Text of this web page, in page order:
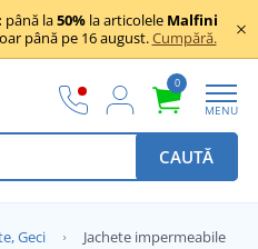
până la50% la articolele Malfini
până pe 16 august.Cumpără.
0
MENU
CAUTĂ
Geci Jachete impermeabile